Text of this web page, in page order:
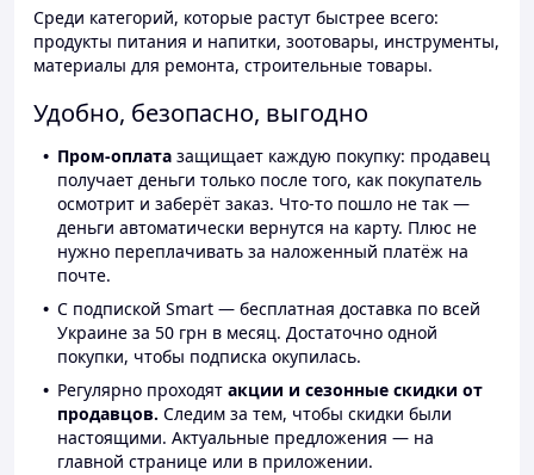
Среди категорий, которые растут быстрее всего:
продукты питания и напитки, зоотовары, инструменты,
материалы для ремонта, строительные товары.
Удобно, безопасно, выгодно
Пром-оплата защищает каждую покупку: продавец
получает деньги только после того, как покупатель
осмотрит и заберёт заказ. Что-то пошло не так —
деньги автоматически вернутся на карту. Плюс не
нужно переплачивать за наложенный платёж на
почте.
С подпиской Smart — бесплатная доставка по всей
Украине за 50 грн в месяц. Достаточно одной
покупки, чтобы подписка окупилась.
Регулярно проходят акции и сезонные скидки от
продавцов. Следим за тем, чтобы скидки были
настоящими. Актуальные предложения — на
главной странице или в приложении.